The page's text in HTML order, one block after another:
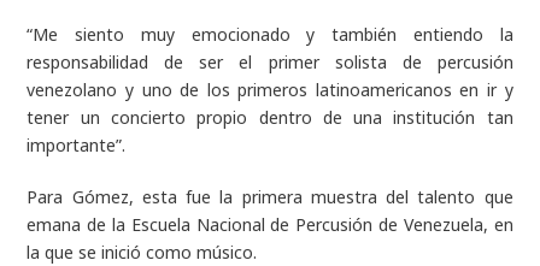
“Me siento muy emocionado y también entiendo la
responsabilidad de ser el primer solista de percusión
venezolano y uno de los primeros latinoamericanos en ir y
tener un concierto propio dentro de una institución tan
importante”.
Para Gómez, esta fue la primera muestra del talento que
emana de la Escuela Nacional de Percusión de Venezuela, en
la que se inició como músico.